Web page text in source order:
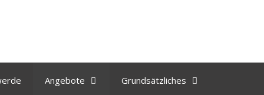
Angebote Grundsätzliches